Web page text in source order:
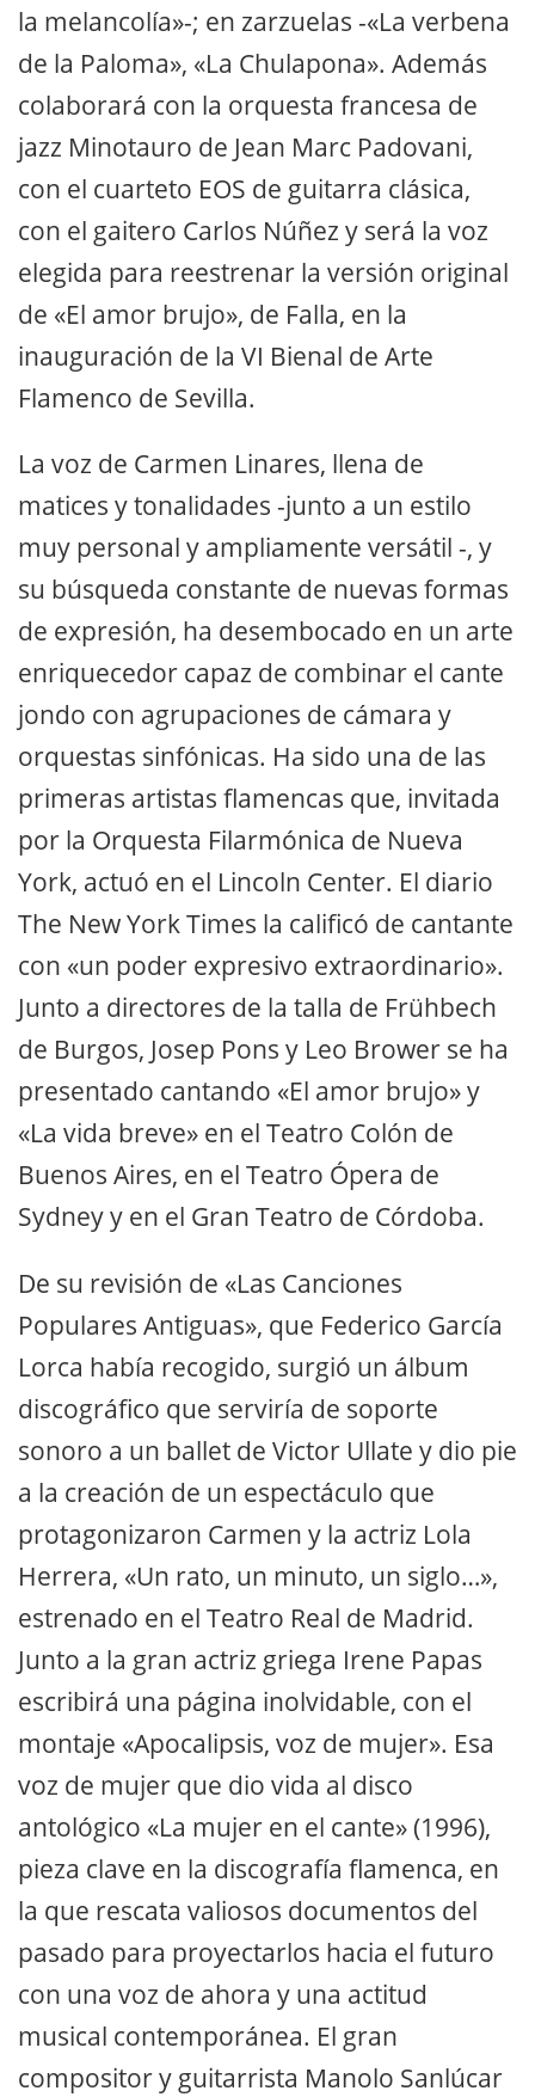
la melancolía»-; en zarzuelas -«La verbena
de la Paloma», «La Chulapona». Además
colaborará con la orquesta francesa de
jazz Minotauro de Jean Marc Padovani,
con el cuarteto EOS de guitarra clásica,
con el gaitero Carlos Núñez y será la voz
elegida para reestrenar la versión original
de «El amor brujo», de Falla, en la
inauguración de la VI Bienal de Arte
Flamenco de Sevilla.
La voz de Carmen Linares, llena de
matices y tonalidades -junto a un estilo
muy personal y ampliamente versátil -, y
su búsqueda constante de nuevas formas
de expresión, ha desembocado en un arte
enriquecedor capaz de combinar el cante
jondo con agrupaciones de cámara y
orquestas sinfónicas. Ha sido una de las
primeras artistas flamencas que, invitada
por la Orquesta Filarmónica de Nueva
York, actuó en el Lincoln Center. El diario
The New York Times la calificó de cantante
con «un poder expresivo extraordinario».
Junto a directores de la talla de Frühbech
de Burgos, Josep Pons y Leo Brower se ha
presentado cantando «El amor brujo» y
«La vida breve» en el Teatro Colón de
Buenos Aires, en el Teatro Ópera de
Sydney y en el Gran Teatro de Córdoba.
De su revisión de «Las Canciones
Populares Antiguas», que Federico García
Lorca había recogido, surgió un álbum
discográfico que serviría de soporte
sonoro a un ballet de Victor Ullate y dio pie
a la creación de un espectáculo que
protagonizaron Carmen y la actriz Lola
Herrera, «Un rato, un minuto, un siglo…»,
estrenado en el Teatro Real de Madrid.
Junto a la gran actriz griega Irene Papas
escribirá una página inolvidable, con el
montaje «Apocalipsis, voz de mujer». Esa
voz de mujer que dio vida al disco
antológico «La mujer en el cante» (1996),
pieza clave en la discografía flamenca, en
la que rescata valiosos documentos del
pasado para proyectarlos hacia el futuro
con una voz de ahora y una actitud
musical contemporánea. El gran
compositor y guitarrista Manolo Sanlúcar